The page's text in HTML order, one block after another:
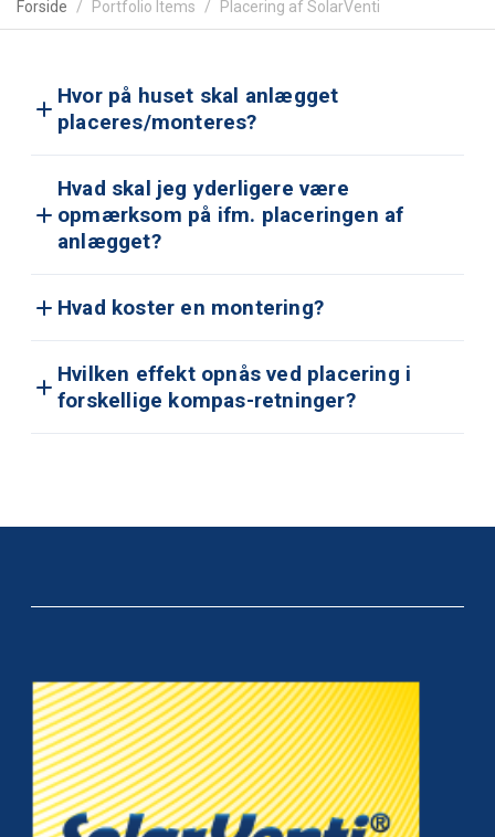
Forside Portfolio Items Placering af SolarVenti
Hvor på huset skal anlægget
placeres/monteres?
Hvad skal jeg yderligere være
opmærksom på ifm. placeringen af
anlægget?
Hvad koster en montering?
Hvilken effekt opnås ved placering i
forskellige kompas-retninger?